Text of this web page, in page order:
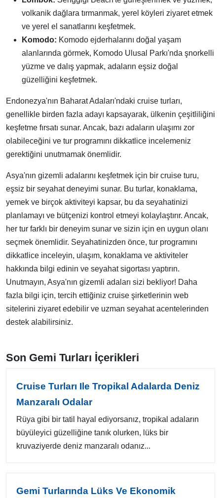
volkanik dağlara tırmanmak, yerel köyleri ziyaret etmek
ve yerel el sanatlarını keşfetmek.
Komodo: Komodo ejderhalarını doğal yaşam
alanlarında görmek, Komodo Ulusal Parkı'nda şnorkelli
yüzme ve dalış yapmak, adaların eşsiz doğal
güzelliğini keşfetmek.
Endonezya'nın Baharat Adaları'ndaki cruise turları,
genellikle birden fazla adayı kapsayarak, ülkenin çeşitliliğini
keşfetme fırsatı sunar. Ancak, bazı adaların ulaşımı zor
olabileceğini ve tur programını dikkatlice incelemeniz
gerektiğini unutmamak önemlidir.
Asya'nın gizemli adalarını keşfetmek için bir cruise turu,
eşsiz bir seyahat deneyimi sunar. Bu turlar, konaklama,
yemek ve birçok aktiviteyi kapsar, bu da seyahatinizi
planlamayı ve bütçenizi kontrol etmeyi kolaylaştırır. Ancak,
her tur farklı bir deneyim sunar ve sizin için en uygun olanı
seçmek önemlidir. Seyahatinizden önce, tur programını
dikkatlice inceleyin, ulaşım, konaklama ve aktiviteler
hakkında bilgi edinin ve seyahat sigortası yaptırın.
Unutmayın, Asya'nın gizemli adaları sizi bekliyor! Daha
fazla bilgi için, tercih ettiğiniz cruise şirketlerinin web
sitelerini ziyaret edebilir ve uzman seyahat acentelerinden
destek alabilirsiniz.
Son Gemi Turları İçerikleri
Cruise Turları Ile Tropikal Adalarda Deniz
Manzaralı Odalar
Rüya gibi bir tatil hayal ediyorsanız, tropikal adaların
büyüleyici güzelliğine tanık olurken, lüks bir
kruvaziyerde deniz manzaralı odanız...
Gemi Turlarında Lüks Ve Ekonomik